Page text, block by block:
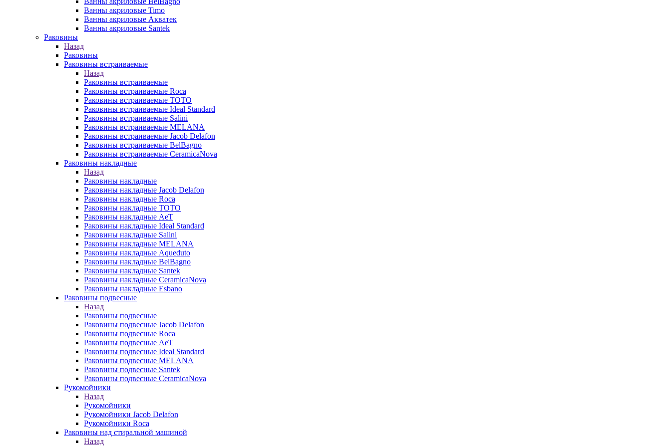
Ванны акриловые Timo
Ванны акриловые Акватек
Ванны акриловые Santek
Раковины
Назад
Раковины
Раковины встраиваемые
Назад
Раковины встраиваемые
Раковины встраиваемые Roca
Раковины встраиваемые TOTO
Раковины встраиваемые Ideal Standard
Раковины встраиваемые Salini
Раковины встраиваемые MELANA
Раковины встраиваемые Jacob Delafon
Раковины встраиваемые BelBagno
Раковины встраиваемые CeramicaNova
Раковины накладные
Назад
Раковины накладные
Раковины накладные Jacob Delafon
Раковины накладные Roca
Раковины накладные TOTO
Раковины накладные AeT
Раковины накладные Ideal Standard
Раковины накладные Salini
Раковины накладные MELANA
Раковины накладные Aqueduto
Раковины накладные BelBagno
Раковины накладные Santek
Раковины накладные CeramicaNova
Раковины накладные Esbano
Раковины подвесные
Назад
Раковины подвесные
Раковины подвесные Jacob Delafon
Раковины подвесные Roca
Раковины подвесные AeT
Раковины подвесные Ideal Standard
Раковины подвесные MELANA
Раковины подвесные Santek
Раковины подвесные CeramicaNova
Рукомойники
Назад
Рукомойники
Рукомойники Jacob Delafon
Рукомойники Roca
Раковины над стиральной машиной
Назад